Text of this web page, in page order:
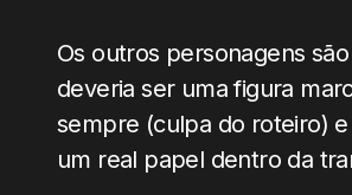
Os outros personagens
deveria ser uma figura
sempre (culpa do roteiro)
um real papel dentro da